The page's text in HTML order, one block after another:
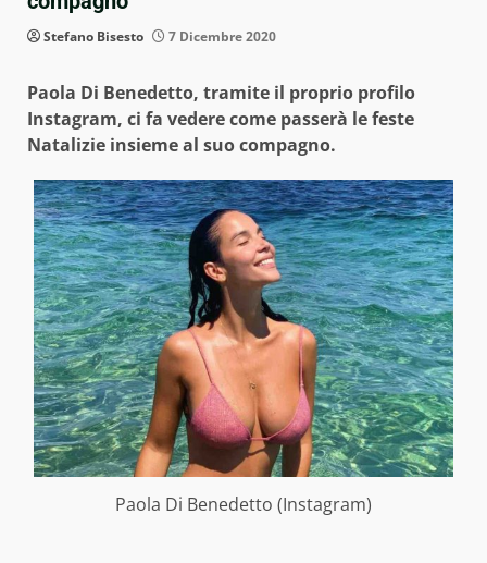
Stefano Bisesto 7 Dicembre 2020
Paola Di Benedetto, tramite il proprio profilo
Instagram, ci fa vedere come passerà le feste
Natalizie insieme al suo compagno.
Paola Di Benedetto (Instagram)